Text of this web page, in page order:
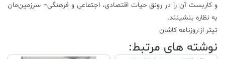
و کاربست آن را در رونق حیات اقتصادی، اجتماعی و فرهنگی¬ سرزمین‌مان
به نظاره بنشینند.
تیتر از:روزنامه کاشان
نوشته های مرتبط: